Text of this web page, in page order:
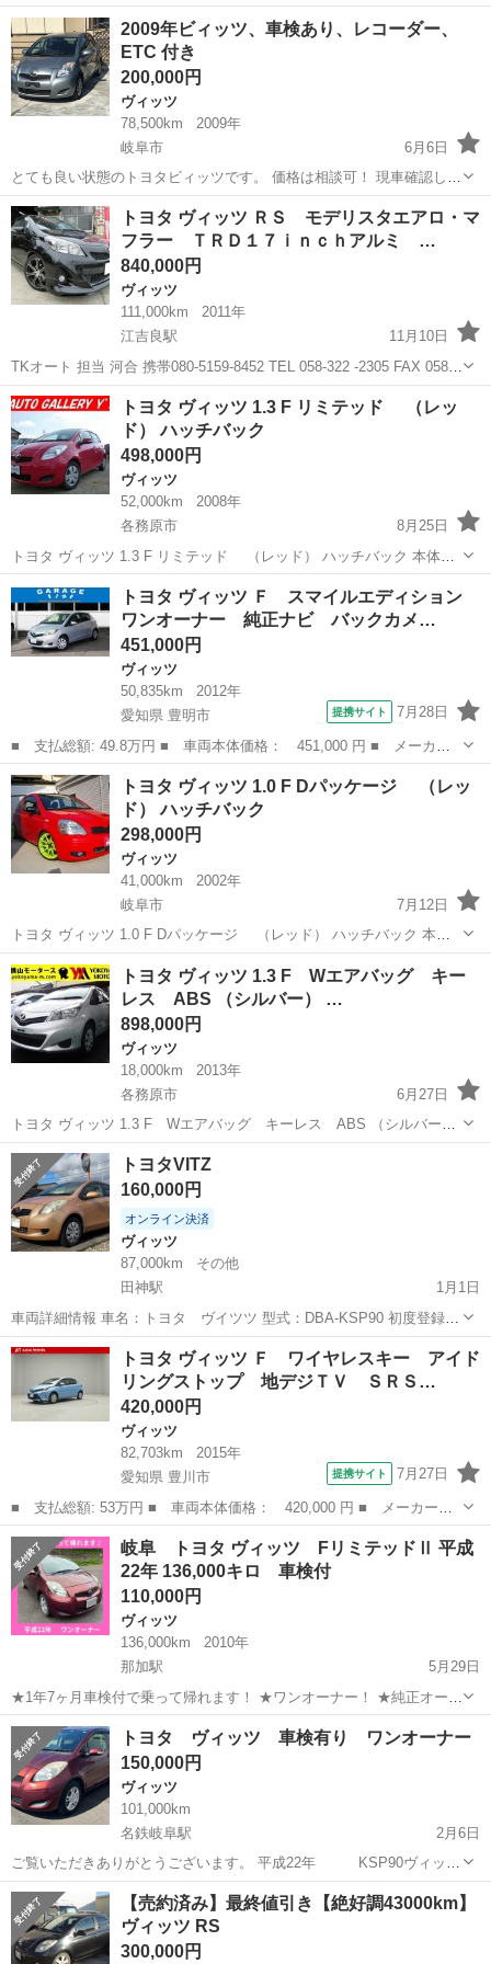
名： トヨタ ■ 車種名： ヴィッツ ■ グレード名： Ｆ スマイ
ルエディション スマートキー 電動格納ミラー ＣＶＴ 盗難防止
システム 衝...
愛知 愛知郡 ヴィッツ
2009年ビィッツ、車検あり、レコーダー、
ETC 付き
200,000円
ヴィッツ
78,500km
2009年
岐阜市
6月6日
とても良い状態のトヨタビィッツです。 価格は相談可！ 現車確認した
上で、口座に振り込んでください。 名古屋市、岐阜市附近 すぐに売り
たい！
岐阜 岐阜市 ヴィッツ 価格
トヨタ ヴィッツ ＲＳ モデリスタエアロ・マ
フラー ＴＲＤ１７ｉｎｃｈアルミ …
840,000円
ヴィッツ
111,000km
2011年
江吉良駅
11月10日
TKオート 担当 河合 携帯080-5159‐8452 TEL 058‐322 ‐2305 FAX 058‐
322 ‐2304 岐阜県羽島市江吉良町２３５５ 車両本体価格...
岐阜 羽島市 江吉良駅
トヨタ ヴィッツ 1.3 F リミテッド （レッ
ド） ハッチバック
498,000円
ヴィッツ
52,000km
2008年
各務原市
8月25日
トヨタ ヴィッツ 1.3 F リミテッド （レッド） ハッチバック 本体価
格 498,000円 年式(初度登録年):2008(H20) 走行距離:5.2万km 修復歴:な
し リサイクル料:リ済別 車検:車検残：無（...
岐阜 各務原市 ヴィッツ
トヨタ ヴィッツ Ｆ スマイルエディション
ワンオーナー 純正ナビ バックカメ…
451,000円
ヴィッツ
50,835km
2012年
愛知県 豊明市
提携サイト 7月28日
■ 支払総額: 49.8万円 ■ 車両本体価格： 451,000 円 ■ メーカー
名： トヨタ ■ 車種名： ヴィッツ ■ グレード名： Ｆ スマイ
ルエディション ワンオーナー 純正ナビ バックカメラ Ｂｌｕｅ
ｔｏｏｔｈ ...
愛知 豊明市 ヴィッツ
トヨタ ヴィッツ 1.0 F Dパッケージ （レッ
ド） ハッチバック
298,000円
ヴィッツ
41,000km
2002年
岐阜市
7月12日
トヨタ ヴィッツ 1.0 F Dパッケージ （レッド） ハッチバック 本体
価格 298,000円 支払総額 480,000円 年式(初度登録年):2002(H14) 走行
距離:4.1万km 修復歴:なし リサイクル料...
岐阜 岐阜市 ヴィッツ
トヨタ ヴィッツ 1.3 F Wエアバッグ キー
レス ABS （シルバー） …
898,000円
ヴィッツ
18,000km
2013年
各務原市
6月27日
トヨタ ヴィッツ 1.3 F Wエアバッグ キーレス ABS （シルバー）
ハッチバック 本体価格 898,000円 支払総額 1,068,000円 年式(初度登
録年):2013(H25) 走行距離:1.8万km 修復...
岐阜 各務原市 ヴィッツ
トヨタVITZ
160,000円
オンライン決済
ヴィッツ
87,000km
その他
田神駅
1月1日
車両詳細情報 車名：トヨタ ヴイツツ 型式：DBA-KSP90 初度登録年
月（初度検査年月） ： 平成17年（2005年）7月 タイヤ：165/70/R14-
2025年に4本交換済-DUNLOP 車両総重量：980 kg ...
岐阜 岐阜市 田神駅 VITZ
トヨタ ヴィッツ Ｆ ワイヤレスキー アイド
リングストップ 地デジＴＶ ＳＲＳ…
420,000円
ヴィッツ
82,703km
2015年
愛知県 豊川市
提携サイト 7月27日
■ 支払総額: 53万円 ■ 車両本体価格： 420,000 円 ■ メーカー
名： トヨタ ■ 車種名： ヴィッツ ■ グレード名： Ｆ ワイヤ
レスキー アイドリングストップ 地デジＴＶ ＳＲＳ Ｗエアバッ
ク パワーステア...
愛知 豊川市 ヴィッツ
岐阜 トヨタ ヴィッツ FリミテッドⅡ 平成
22年 136,000キロ 車検付
110,000円
ヴィッツ
136,000km
2010年
那加駅
5月29日
★1年7ヶ月車検付で乗って帰れます！ ★ワンオーナー！ ★純正オーデ
ィオ！ ★プッシュスタート付き！ ★ドライブレコーダー付き！ ★社
外アルミホイール！ ★燃費22.5km/ℓ（カタログ値） ★100キロ程試運
転しましたが快...
岐阜 各務原市 那加駅 リミテッド
トヨタ ヴィッツ 車検有り ワンオーナー
150,000円
ヴィッツ
101,000km
名鉄岐阜駅
2月6日
ご覧いただきありがとうございます。 平成22年 KSP90ヴィッツ
になります 走行 101000km 車検 令和7年3月
1000cc オートマ 地デジナビ バックカメラ スマートキー
プ...
岐阜 岐阜市 名鉄岐阜駅 ヴィッツ オーナー
【売約済み】最終値引き【絶好調43000km】
ヴィッツ RS
300,000円